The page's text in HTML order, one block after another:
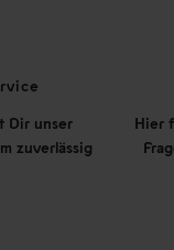
Dir unser
zuverlässig
Hier